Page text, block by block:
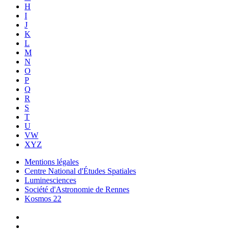
H
I
J
K
L
M
N
O
P
Q
R
S
T
U
VW
XYZ
Mentions légales
Centre National d'Études Spatiales
Luminesciences
Société d'Astronomie de Rennes
Kosmos 22